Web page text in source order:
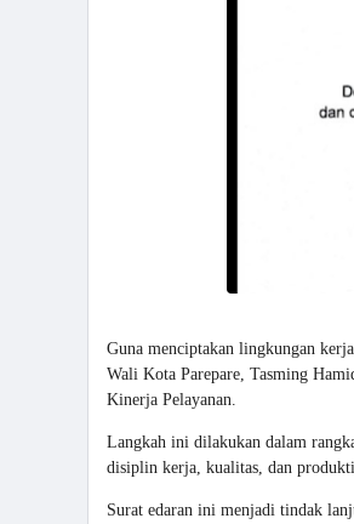
Guna menciptakan lingkungan
Wali Kota Parepare, Tasming
Kinerja Pelayanan.
Langkah ini dilakukan dalam
disiplin kerja, kualitas, dan
Surat edaran ini menjadi tindak